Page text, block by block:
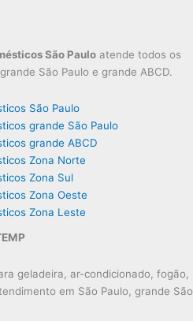
São Paulo atende todos os
São Paulo e grande ABCD.
São Paulo
grande São Paulo
grande ABCD
Zona Norte
Zona Sul
Zona Oeste
Zona Leste
geladeira, ar-condicionado, fogão,
em São Paulo, grande São